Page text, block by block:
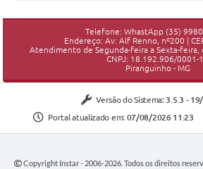
Telefone: WhastApp (35)
Endereço: Av: Alf Renno, nº200 |
Atendimento de Segunda-feira a Sexta-feira,
CNPJ: 18.192.906/0001-
Piranguinho - MG
Versão do Sistema: 3.5.3 -
Portal atualizado em: 07/08/2026 11:23
Copyright Instar - 2006-2026. Todos os direitos